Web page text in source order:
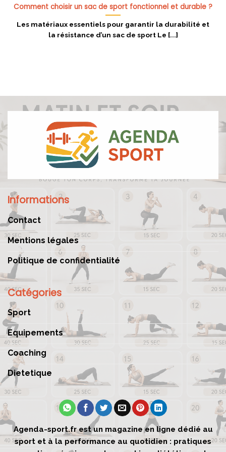
Comment choisir un sac de sport fonctionnel et durable ?
Les matériaux essentiels pour garantir la durabilité et
la résistance d’un sac de sport Le [...]
Informations
Contact
Mentions légales
Politique de confidentialité
Catégories
Sport
Equipements
Coaching
Dietetique
Agenda-sport.fr est un magazine en ligne dédié au
sport et à la performance au quotidien : pratiques